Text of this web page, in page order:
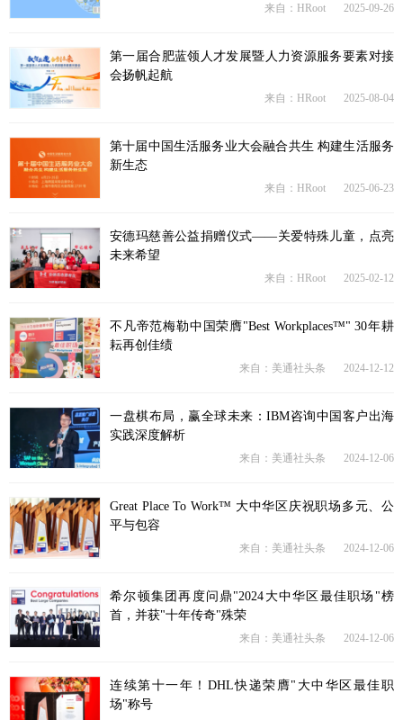
来自：HRoot 2025-09-26
第一届合肥蓝领人才发展暨人力资源服务要素对接
会扬帆起航
来自：HRoot 2025-08-04
第十届中国生活服务业大会融合共生 构建生活服务
新生态
来自：HRoot 2025-06-23
安德玛慈善公益捐赠仪式——关爱特殊儿童，点亮
未来希望
来自：HRoot 2025-02-12
不凡帝范梅勒中国荣膺"Best Workplaces™" 30年耕
耘再创佳绩
来自：美通社头条 2024-12-12
一盘棋布局，赢全球未来：IBM咨询中国客户出海
实践深度解析
来自：美通社头条 2024-12-06
Great Place To Work™ 大中华区庆祝职场多元、公
平与包容
来自：美通社头条 2024-12-06
希尔顿集团再度问鼎"2024大中华区最佳职场"榜
首，并获"十年传奇"殊荣
来自：美通社头条 2024-12-06
连续第十一年！DHL快递荣膺"大中华区最佳职
场"称号